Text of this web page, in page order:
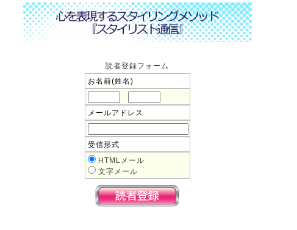
読者登録フォーム
お名前(姓名)
メールアドレス
受信形式
HTMLメール
文字メール